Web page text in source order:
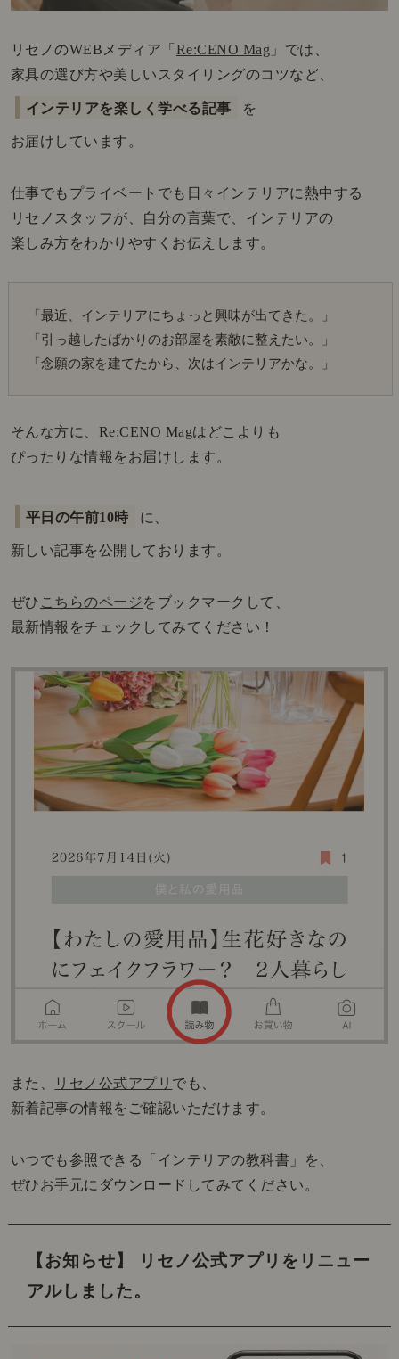
リセノのWEBメディア「 Re:CENO Mag 」では、
家具の選び方や美しいスタイリングのコツなど、
インテリアを楽しく学べる記事 を
お届けしています。
仕事でもプライベートでも日々インテリアに熱中する
リセノスタッフが、自分の言葉で、インテリアの
楽しみ方をわかりやすくお伝えします。
「最近、インテリアにちょっと興味が出てきた。」
「引っ越したばかりのお部屋を素敵に整えたい。」
「念願の家を建てたから、次はインテリアかな。」
そんな方に、Re:CENO Magはどこよりも
ぴったりな情報をお届けします。
平日の午前10時 に、
新しい記事を公開しております。
ぜひ こちらのページをブックマークして、
最新情報をチェックしてみてください！
また、 リセノ公式アプリ でも、
新着記事の情報をご確認いただけます。
いつでも参照できる「インテリアの教科書」を、
ぜひお手元にダウンロードしてみてください。
【お知らせ】 リセノ公式アプリをリニュー
アルしました。